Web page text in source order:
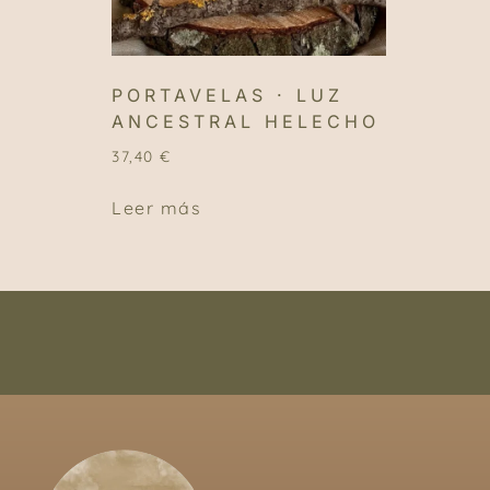
PORTAVELAS · LUZ
ANCESTRAL HELECHO
37,40 €
Leer más